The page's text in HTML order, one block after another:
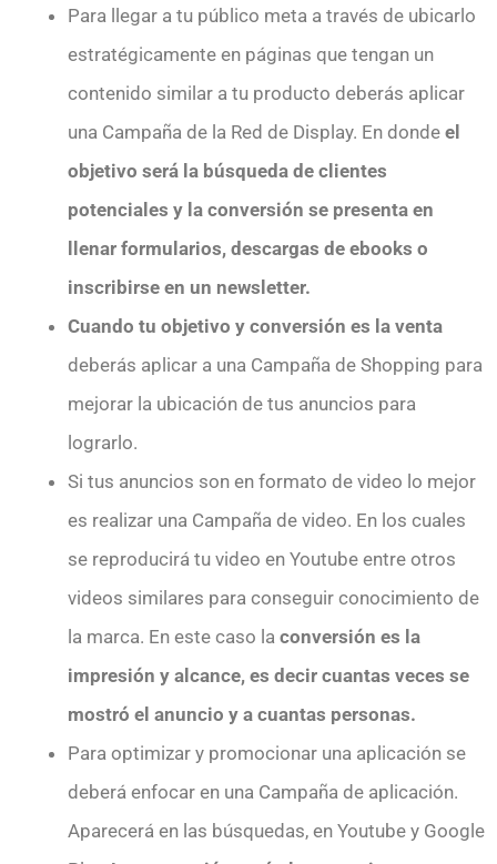
Para llegar a tu público meta a través de ubicarlo
estratégicamente en páginas que tengan un
contenido similar a tu producto deberás aplicar
una Campaña de la Red de Display. En donde el
objetivo será la búsqueda de clientes
potenciales y la conversión se presenta en
llenar formularios, descargas de ebooks o
inscribirse en un newsletter.
Cuando tu objetivo y conversión es la venta
deberás aplicar a una Campaña de Shopping para
mejorar la ubicación de tus anuncios para
lograrlo.
Si tus anuncios son en formato de video lo mejor
es realizar una Campaña de video. En los cuales
se reproducirá tu video en Youtube entre otros
videos similares para conseguir conocimiento de
la marca. En este caso la conversión es la
impresión y alcance, es decir cuantas veces se
mostró el anuncio y a cuantas personas.
Para optimizar y promocionar una aplicación se
deberá enfocar en una Campaña de aplicación.
Aparecerá en las búsquedas, en Youtube y Google